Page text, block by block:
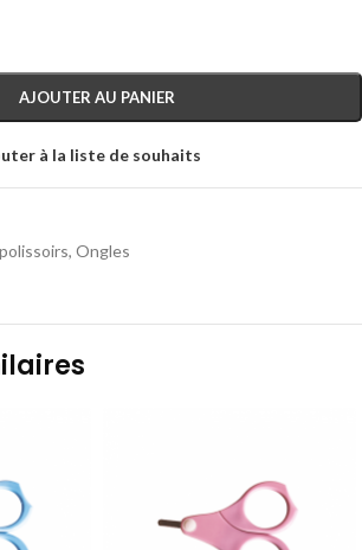
AJOUTER AU PANIER
à la liste de souhaits
, Ongles